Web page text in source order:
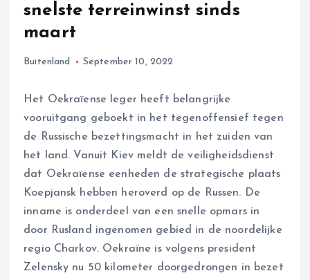
snelste terreinwinst sinds
maart
Buitenland September 10, 2022
Het Oekraïense leger heeft belangrijke
vooruitgang geboekt in het tegenoffensief tegen
de Russische bezettingsmacht in het zuiden van
het land. Vanuit Kiev meldt de veiligheidsdienst
dat Oekraïense eenheden de strategische plaats
Koepjansk hebben heroverd op de Russen. De
inname is onderdeel van een snelle opmars in
door Rusland ingenomen gebied in de noordelijke
regio Charkov. Oekraïne is volgens president
Zelensky nu 50 kilometer doorgedrongen in bezet